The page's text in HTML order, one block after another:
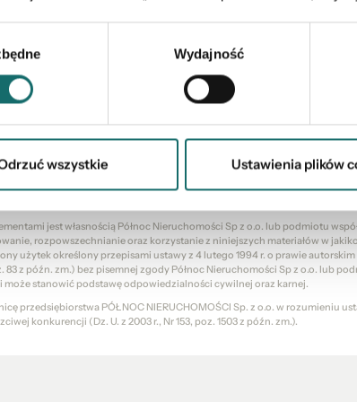
Wydajność
wszystkie Ustawienia plików
w niniejszym ogłoszeniu, związane z
właściciela nieruchomości i nie stanowią
mają one wyłącznie charakter informacyjny. Biuro
zaleca osobistą weryfikację nieruchomości.
wsparciu sztucznej inteligencji.
w rozumieniu Kodeksu Cywilnego, lecz ma charakter informacyjny.
charakter wyłącznie poglądowy i stanowią wyłącznie materiał
oferowanej nieruchomości.
jest własnością Północ Nieruchomości Sp z o.o. lub podmiotu
rozpowszechnianie oraz korzystanie z niniejszych materiałów w
użytek określony przepisami ustawy z 4 lutego 1994 r. o prawie autorskim
83 z późn. zm.) bez pisemnej zgody Północ Nieruchomości Sp z o.o. lub
może stanowić podstawę odpowiedzialności cywilnej oraz karnej.
przedsiębiorstwa PÓŁNOC NIERUCHOMOŚCI Sp. z o.o. w rozumieniu
konkurencji (Dz. U. z 2003 r., Nr 153, poz. 1503 z późn. zm.).